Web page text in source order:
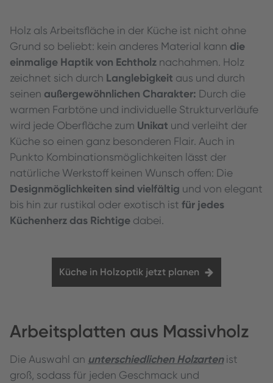
Holz als Arbeitsfläche in der Küche ist nicht ohne
Grund so beliebt: kein anderes Material kann die
einmalige Haptik von Echtholz nachahmen. Holz
zeichnet sich durch Langlebigkeit aus und durch
seinen außergewöhnlichen Charakter: Durch die
warmen Farbtöne und individuelle Strukturverläufe
wird jede Oberfläche zum Unikat und verleiht der
Küche so einen ganz besonderen Flair. Auch in
Punkto Kombinationsmöglichkeiten lässt der
natürliche Werkstoff keinen Wunsch offen: Die
Designmöglichkeiten sind vielfältig und von elegant
bis hin zur rustikal oder exotisch ist für jedes
Küchenherz das Richtige dabei.
Küche in Holzoptik jetzt planen
Arbeitsplatten aus Massivholz
Die Auswahl an unterschiedlichen Holzartenist
groß, sodass für jeden Geschmack und